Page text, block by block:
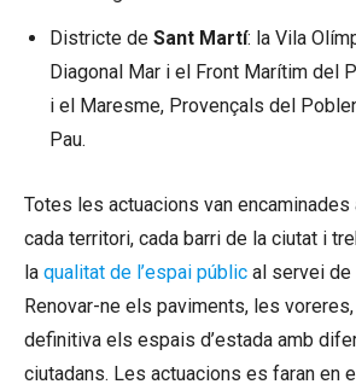
Districte de Sant Martí: la Vila
Diagonal Mar i el Front Marítim del
i el Maresme, Provençals del
Pau.
Totes les actuacions van
cada territori, cada barri de la ciutat i
la qualitat de l’espai públic al servei de
Renovar-ne els paviments, les
definitiva els espais d’estada amb
ciutadans. Les actuacions es faran en